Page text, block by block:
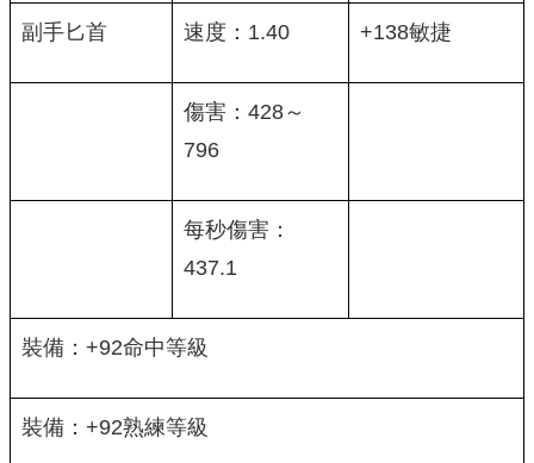
副手匕首 速度：1.40 +138敏捷
傷害：428～
796
每秒傷害：
437.1
裝備：+92命中等級
裝備：+92熟練等級